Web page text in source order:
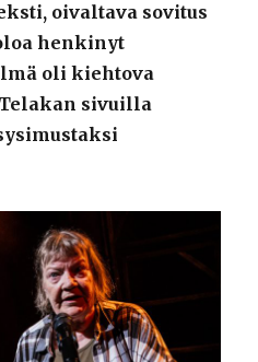
oivaltava sovitus
henkinyt
oli kiehtova
sivuilla